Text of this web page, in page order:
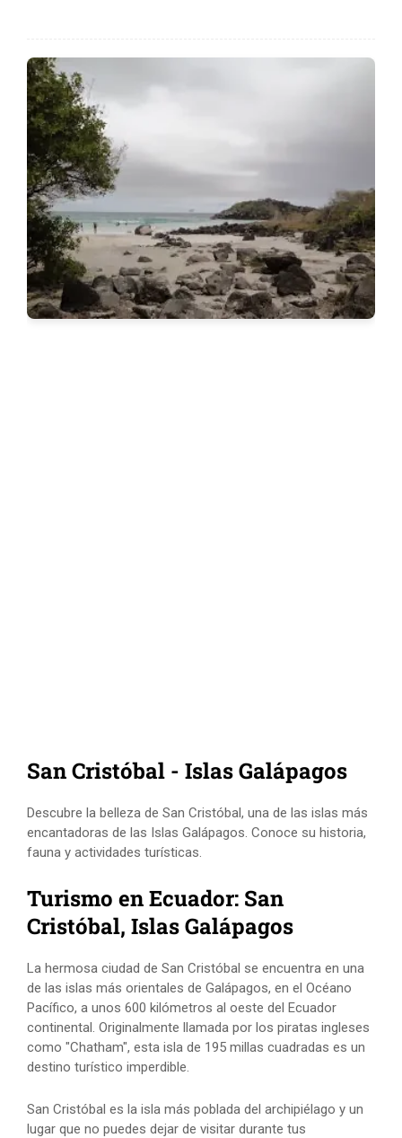
San Cristóbal - Islas Galápagos
Descubre la belleza de San Cristóbal, una de las islas más
encantadoras de las Islas Galápagos. Conoce su historia,
fauna y actividades turísticas.
Turismo en Ecuador: San
Cristóbal, Islas Galápagos
La hermosa ciudad de San Cristóbal se encuentra en una
de las islas más orientales de Galápagos, en el Océano
Pacífico, a unos 600 kilómetros al oeste del Ecuador
continental. Originalmente llamada por los piratas ingleses
como "Chatham", esta isla de 195 millas cuadradas es un
destino turístico imperdible.
San Cristóbal es la isla más poblada del archipiélago y un
lugar que no puedes dejar de visitar durante tus